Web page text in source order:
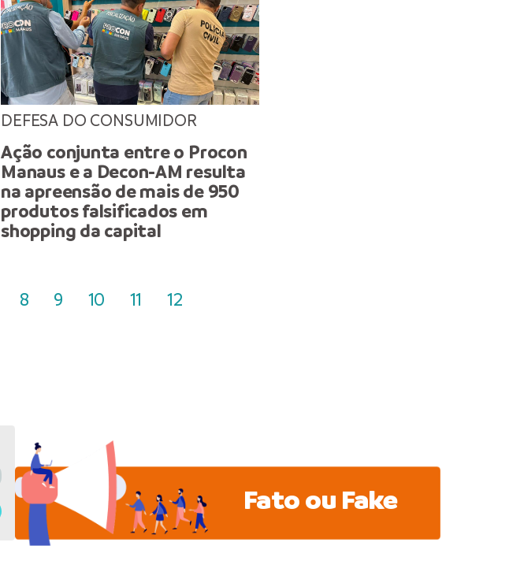
DEFESA DO CONSUMIDOR
Ação conjunta entre o Procon
Manaus e a Decon-AM resulta
na apreensão de mais de 950
produtos falsificados em
shopping da capital
8 9 10 11 12
Fato ou Fake